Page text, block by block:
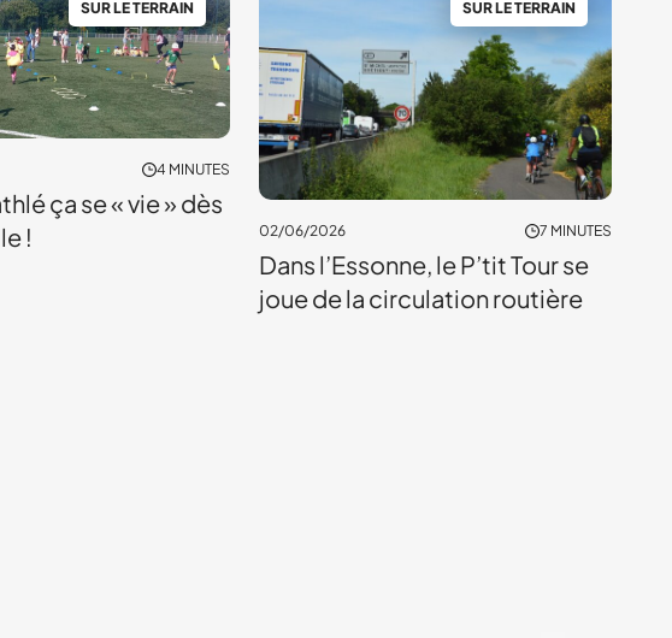
SUR LE TERRAIN
4 MINUTES
ça se « vie » dès
!
SUR LE TERRAIN
02/06/2026 7 MINUTES
Dans l’Essonne, le P’tit Tour se
joue de la circulation routière